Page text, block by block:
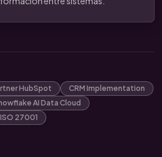
HubSpot
CRM Implementation
AI Data Cloud
ISO 27001